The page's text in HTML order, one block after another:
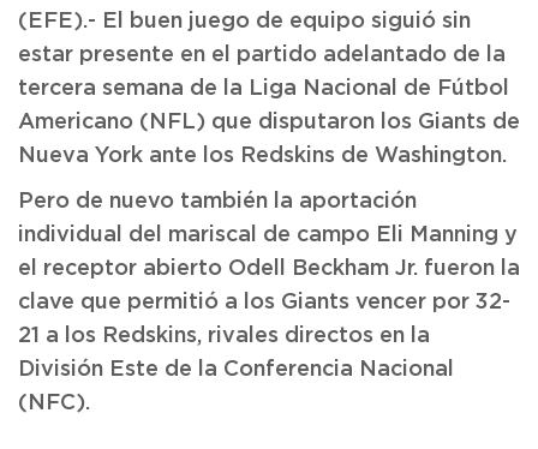
(EFE).- El buen juego de equipo siguió sin
estar presente en el partido adelantado de la
tercera semana de la Liga Nacional de Fútbol
Americano (NFL) que disputaron los Giants de
Nueva York ante los Redskins de Washington.
Pero de nuevo también la aportación
individual del mariscal de campo Eli Manning y
el receptor abierto Odell Beckham Jr. fueron la
clave que permitió a los Giants vencer por 32-
21 a los Redskins, rivales directos en la
División Este de la Conferencia Nacional
(NFC).